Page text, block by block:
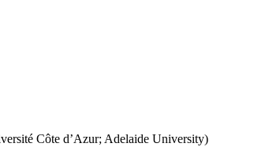
Côte d’Azur; Adelaide University)